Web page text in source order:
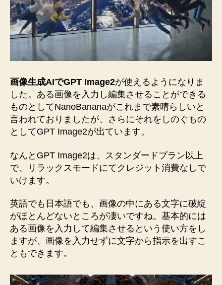
画像生成AIでGPT Image2が使えるようになりま
した。ある画像を入力し編集させることができる
ものとしてNanoBananaがこれまで素晴らしいと
言われておりましたが、さらにそれをしのぐもの
としてGPT Image2が出ています。
なんとGPT Image2は、スタンダードプラン以上
で、リラックスモードにてクレジット消費なしで
いけます。
英語でも日本語でも、画像の中にある文字に破綻
がほとんどないところが凄いですね。基本的には
ある画像を入力して編集させるという使い方をし
ますが、画像を入力せずに文字から指示を出すこ
ともできます。